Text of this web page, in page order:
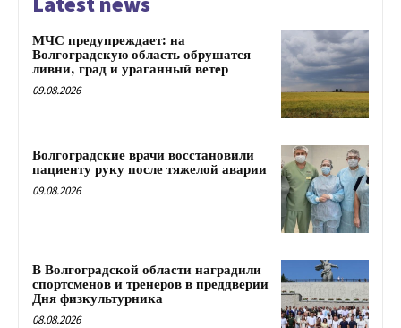
МЧС предупреждает: на
Волгоградскую область обрушатся
ливни, град и ураганный ветер
09.08.2026
Волгоградские врачи восстановили
пациенту руку после тяжелой аварии
09.08.2026
В Волгоградской области наградили
спортсменов и тренеров в преддверии
Дня физкультурника
08.08.2026